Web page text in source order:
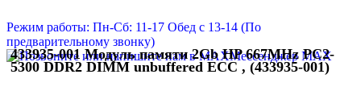
Режим работы: Пн-Сб: 11-17 Обед с 13-14 (По
предварительному звонку)
Мессенджер MAX
433935-001 Модуль памяти 2Gb HP 667MHz PC2-
5300 DDR2 DIMM unbuffered ECC , (433935-001)